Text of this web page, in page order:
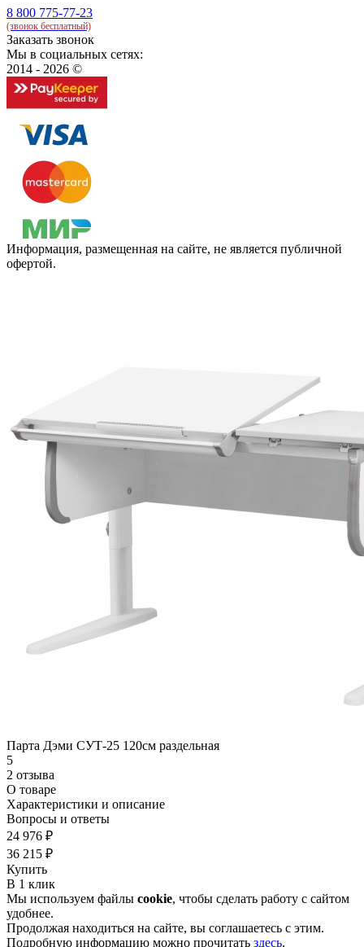
8 800 775-77-23
(звонок бесплатный)
Заказать звонок
Мы в социальных сетях:
2014 - 2026 ©
Информация, размещенная на сайте, не является публичной
офертой.
Парта Дэми СУТ-25 120см раздельная
5
2 отзыва
О товаре
Характеристики и описание
Вопросы и ответы
24 976 ₽
36 215 ₽
Купить
В 1 клик
Мы используем файлы cookie, чтобы сделать работу с сайтом
удобнее.
Продолжая находиться на сайте, вы соглашаетесь с этим.
Подробную информацию можно прочитать здесь.